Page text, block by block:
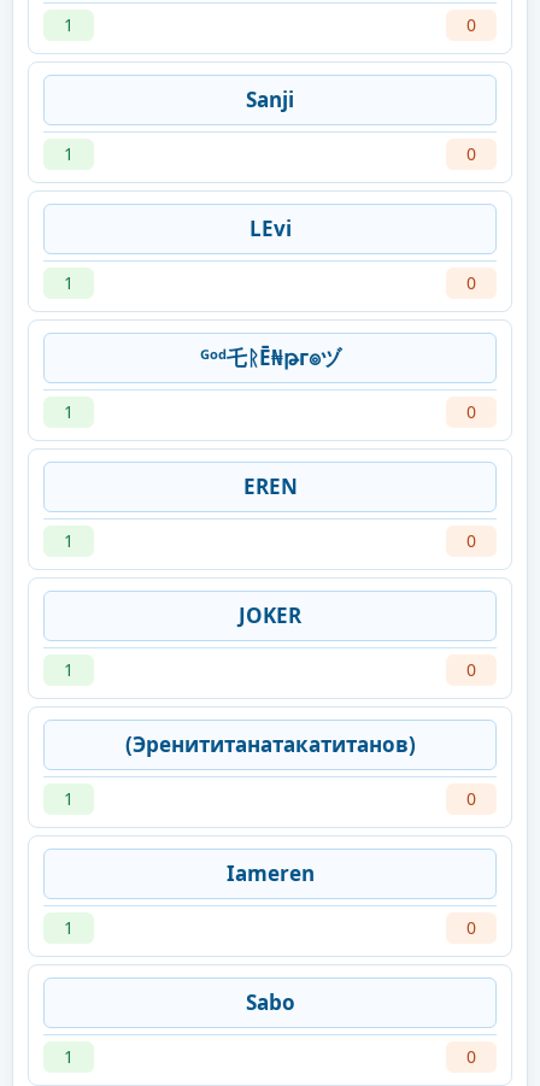
1 0
Sanji
1 0
LEvi
1 0
ᴳᵒᵈ乇ᚱĒ₦թг๏ヅ
1 0
EREN
1 0
JOKER
1 0
(Эренититанатакатитанов)
1 0
Iameren
1 0
Sabo
1 0